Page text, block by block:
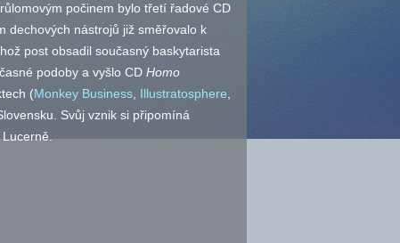
počinem bylo třetí řadové CD
dechových nástrojů již směřovalo k
post obsadil současný baskytarista
podoby a vyšlo CD Homo
(Monkey Business Illustratosphere
Svůj vznik si připomíná